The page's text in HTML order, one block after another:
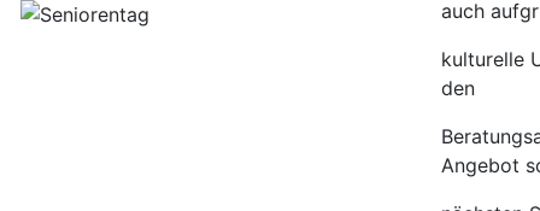
auch
kulturelle
den
Angebot